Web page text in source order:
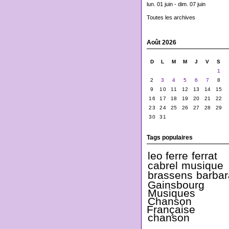
lun. 01 juin - dim. 07 juin
Toutes les archives
Août 2026
D L M M J V
S
1
2
3 4 5 6 7
8
9
10 11 12 13 14
15
16
17 18 19 20 21
22
23
24 25 26 27 28
29
30
31
Tags populaires
leo ferre ferrat
cabrel musique
brassens
Gainsbourg
Musiques
Chanson
Française
chanson